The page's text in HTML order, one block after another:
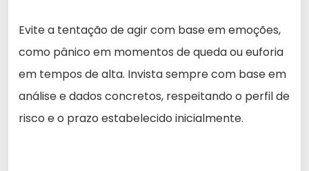
Evite a tentação de agir com base em emoções,
como pânico em momentos de queda ou euforia
em tempos de alta. Invista sempre com base em
análise e dados concretos, respeitando o perfil de
risco e o prazo estabelecido inicialmente.